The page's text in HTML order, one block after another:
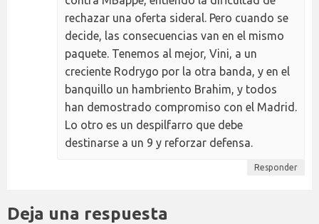
rechazar una oferta sideral. Pero cuando se
decide, las consecuencias van en el mismo
paquete. Tenemos al mejor, Vini, a un
creciente Rodrygo por la otra banda, y en el
banquillo un hambriento Brahim, y todos
han demostrado compromiso con el Madrid.
Lo otro es un despilfarro que debe
destinarse a un 9 y reforzar defensa.
Responder
Deja una respuesta